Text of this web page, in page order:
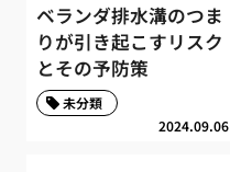
ベランダ排水溝のつま
りが引き起こすリスク
とその予防策
2024.09.06
未分類